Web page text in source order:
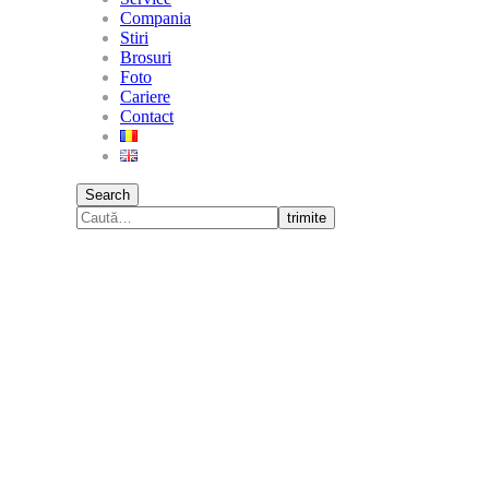
Compania
Stiri
Brosuri
Foto
Cariere
Contact
Search
trimite